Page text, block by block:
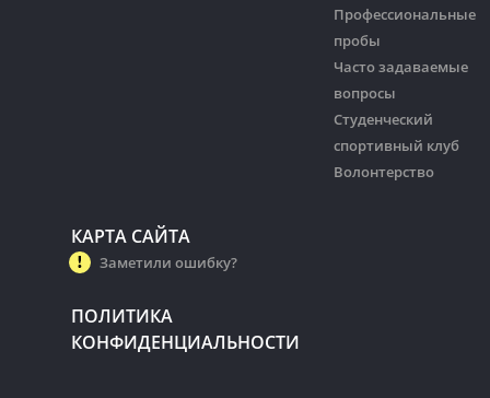
Профессиональные
пробы
Часто задаваемые
вопросы
Студенческий
спортивный клуб
Волонтерство
КАРТА САЙТА
Заметили ошибку?
ПОЛИТИКА
КОНФИДЕНЦИАЛЬНОСТИ